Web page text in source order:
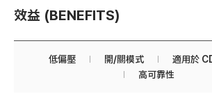
效益 (BENEFITS)
低偏壓 開/關模式
適用於
高可靠性